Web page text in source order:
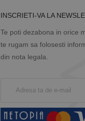
INSCRIETI-VA LA
Te poti dezabona in orice
te rugam sa folosesti
din nota legala.